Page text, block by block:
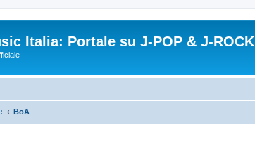
Italia: Portale su J-POP & J-ROCK
BoA